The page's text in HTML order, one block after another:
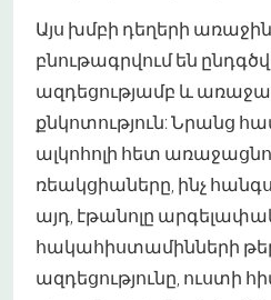
Այս խմբի դեղերի
բնութագրվում են
ազդեցությամբ և
քնկոտություն: Նրանց
ալկոհոլի հետ
ռեակցիաները, ինչ
այդ, էթանոլը
հակահիստամինների
ազդեցությունը, ուստի